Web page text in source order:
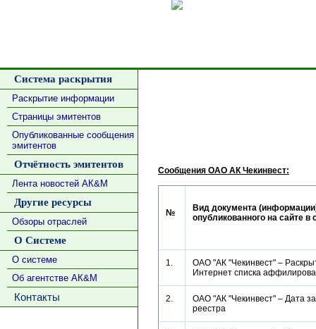
Система раскрытия
Раскрытие информации
Страницы эмитентов
Опубликованные сообщения
эмитентов
Отчётность эмитентов
Лента новостей АК&М
Другие ресурсы
Обзоры отраслей
О Системе
О системе
Об агентстве АК&М
Контакты
Сообщения ОАО АК Чекинвест:
№
Вид документа
опубликованного на сайте в
1.
ОАО "АК "Чекинвест" –
Интернет списка
2.
ОАО "АК "Чекинвест" – Дата
реестра